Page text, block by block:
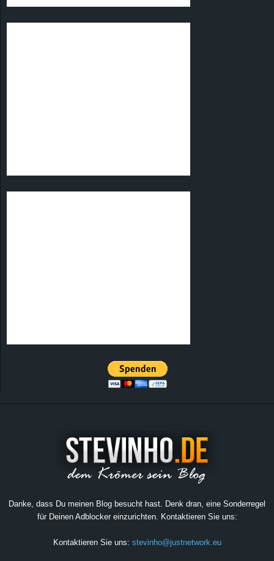
Danke, dass Du meinen Blog besucht hast. Denk dran, eine Sonderregel
für Deinen Adblocker einzurichten. Kontaktieren Sie uns:
Kontaktieren Sie uns: stevinho@justnetwork.eu